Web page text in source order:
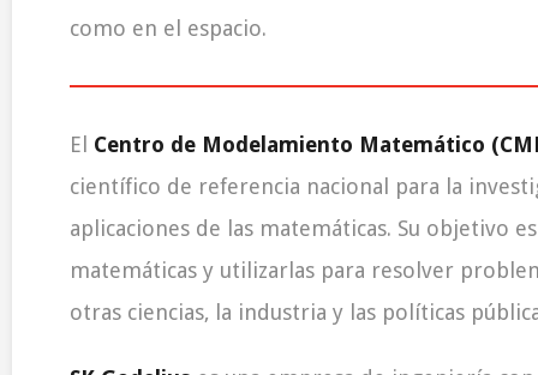
como en el espacio.
El Centro de Modelamiento Matemático
científico de referencia nacional para la
aplicaciones de las matemáticas. Su objetivo
matemáticas y utilizarlas para resolver
otras ciencias, la industria y las políticas